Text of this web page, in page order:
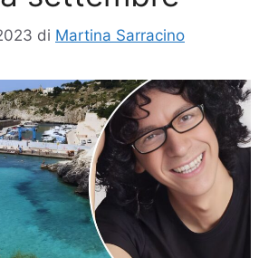
di Martina Sarracino